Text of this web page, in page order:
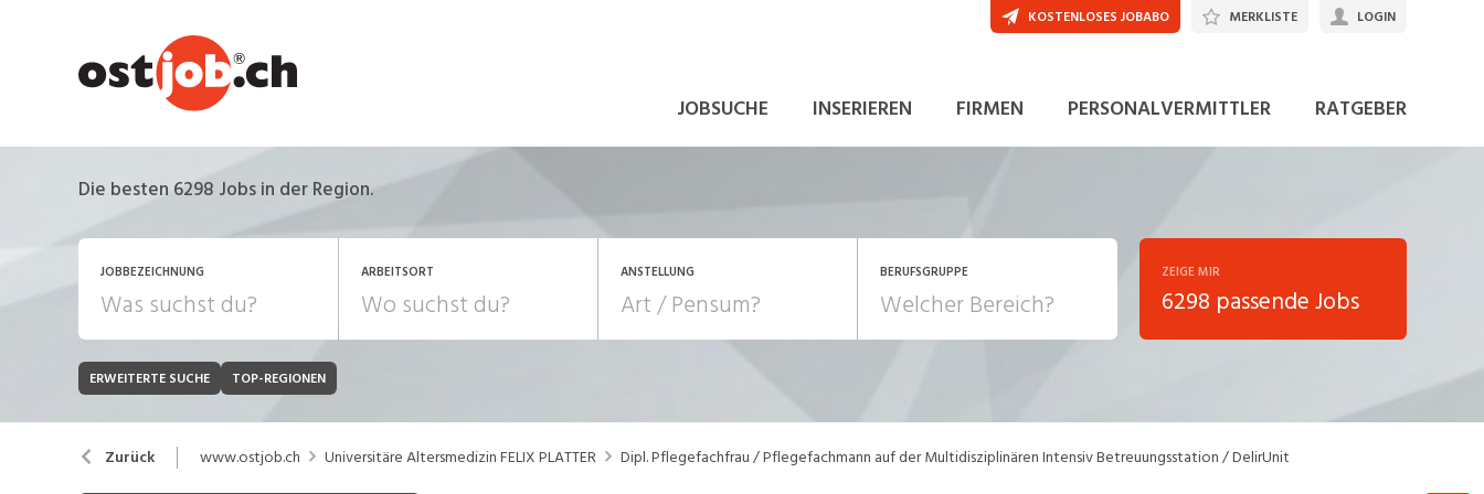
JOBSUCHE INSERIEREN FIRMEN PERSONALVERMITTLER RATGEBER
KOSTENLOSES JOBABO MERKLISTE LOGIN
Die besten 6298 Jobs in der Region.
JOBBEZEICHNUNG ARBEITSORT ANSTELLUNG
JOB-TYP
Festanstellung
Temporär (befristet)
Führungsposition
BERUFSGRUPPE
Bank, Versicherung
Chemie, Pharma, Biotechnologie
Consulting, Human Resources Einkauf, Logistik, Transport,
ZEIGE MIR
6298 passende Jobs
ERWEITERTE SUCHE TOP-REGIONEN
Zurück www.ostjob.ch Universitäre Altersmedizin FELIX PLATTER Dipl. Pflegefachfrau / Pflegefachmann auf der Multidisziplinären Intensiv Betreuungsstation / DelirUnit